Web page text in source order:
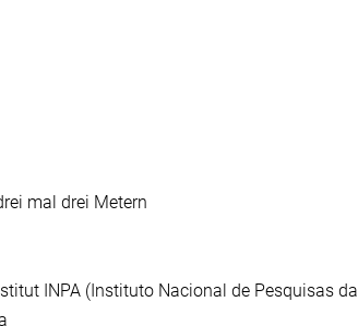
mal drei Metern
INPA (Instituto Nacional de Pesquisas da